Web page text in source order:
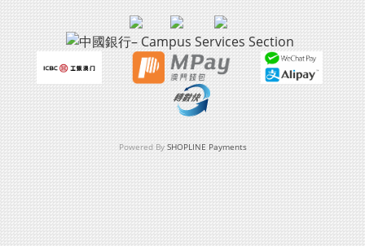
Powered By SHOPLINE Payments